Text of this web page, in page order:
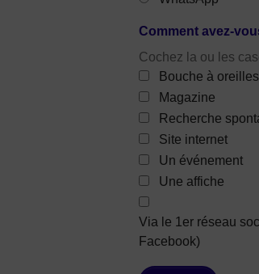
Comment avez-
Cochez la ou les
Bouche à oreilles
Magazine
Recherche
Site internet
Un événement
Une affiche
Via le 1er réseau
Facebook)